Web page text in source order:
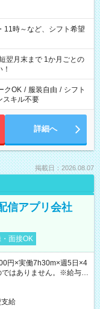
時～など、シフト希望
翌月末まで 1か月ごとの
クOK / 服装自由 / シフト
スキル不要
詳細へ
掲載日：2026.08.07
信アプリ会社
面接OK
円×実働7h30m×週5日×4
はありません。※給与即
給